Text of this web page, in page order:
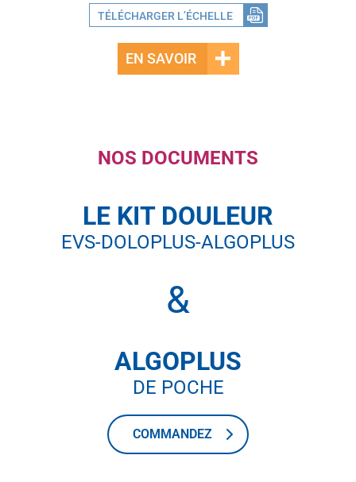
TÉLÉCHARGER L’ÉCHELLE
EN SAVOIR
NOS DOCUMENTS
LE KIT DOULEUR
EVS-DOLOPLUS-ALGOPLUS
&
ALGOPLUS
DE POCHE
COMMANDEZ